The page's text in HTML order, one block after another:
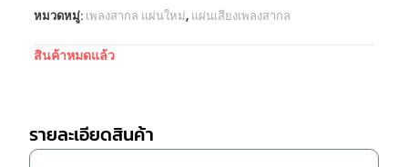
หมวดหมู่: เพลงสากล แผ่นใหม่, แผ่นเสียงเพลงสากล
สินค้าหมดแล้ว
รายละเอียดสินค้า